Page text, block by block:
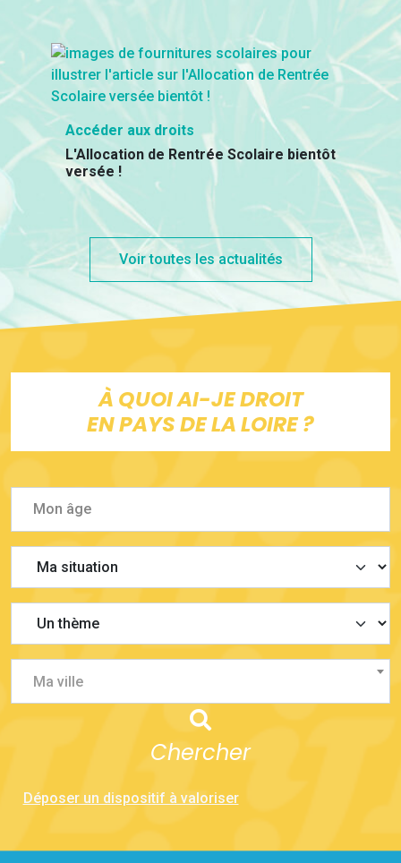
Accéder aux droits
L'Allocation de Rentrée Scolaire bientôt
versée !
Voir toutes les actualités
À QUOI AI-JE DROIT
EN PAYS DE LA LOIRE ?
Ma ville
Chercher
Déposer un dispositif à valoriser